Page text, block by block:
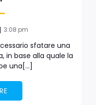
| 3:08 pm
sfatare una
in base alla quale la
una[…]